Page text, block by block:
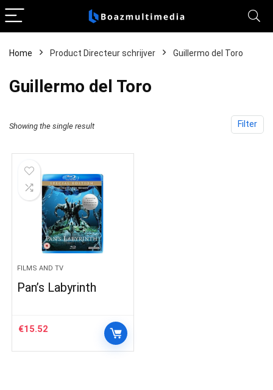
Home Product Directeur schrijver Guillermo del Toro
Guillermo del Toro
Filter
Showing the single result
FILMS AND TV
Pan’s Labyrinth
€15.52